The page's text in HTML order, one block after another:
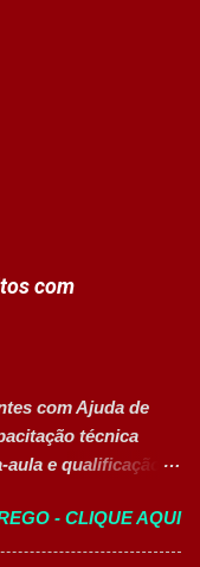
com
com Ajuda de
técnica
e qualificação
de
as inscrições
- CLIQUE AQUI